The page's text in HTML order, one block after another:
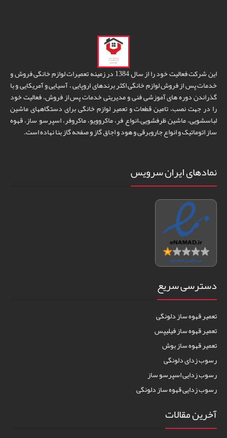
این شرکت فعالیت خود را از سال 1384 در زمینه تعمیرات لوازم خانگی فروش و
خدمات پس از فروش لوازم خانگی اکثر برندهای اروپایی ، آسیایی و آمریکایی و با
گذراندن دوره های آموزشی فنی و مدیریتی خدمات پس از فروش، فعالیت خود
را در جهت نصب، تامین قطعات و تعمیر لوازم خانگی برای دستگاههای ماشین
لباسشویی، ماشین ظرفشویی،انواع فر، ماکروویو، ماکروفر، اسپرسو ساز، قهوه
ساز اتوماتیک و انواع جاروبرقی و هود و اجاق گاز و صفحه گاز بنا نهاده است.
نمادهای ایران سرویس
دسترسی سریع
تعمیر قهوه ساز دلونگی
تعمیر قهوه ساز فیلیپس
تعمیر قهوه ساز بوش
رسوب زدای دلونگی
رسوب زدایی اسپرسو ساز
رسوب زدایی قهوه ساز دلونگی
آخرین مقالات